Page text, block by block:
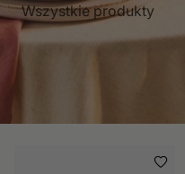
Wszystkie produkty